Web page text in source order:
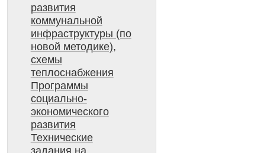
развития
коммунальной
инфраструктуры (по
новой методике),
схемы
теплоснабжения
Программы
социально-
экономического
развития
Технические